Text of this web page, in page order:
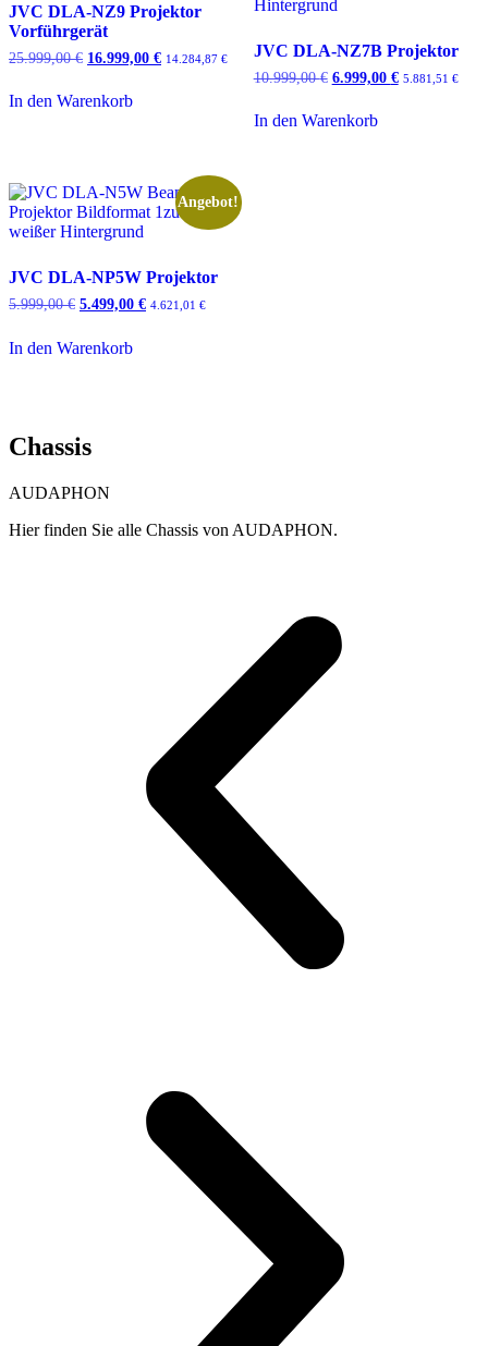
JVC DLA-NZ9 Projektor
Vorführgerät
25.999,00€ Ursprünglicher
war:
25.999,00 €
16.999,00 € Aktueller
14.284,87 €
In den Warenkorb
JVC DLA-NZ7B Projektor
10.999,00€ Ursprünglicher
war:
10.999,00 €
6.999,00 €Aktueller
5.881,51 €
In den Warenkorb
Angebot!
JVC DLA-NP5W Projektor
5.999,00€ Ursprünglicher
war:
5.999,00 €
5.499,00 € Aktueller
4.621,01 €
In den Warenkorb
Chassis
AUDAPHON
Hier finden Sie alle Chassis von AUDAPHON.